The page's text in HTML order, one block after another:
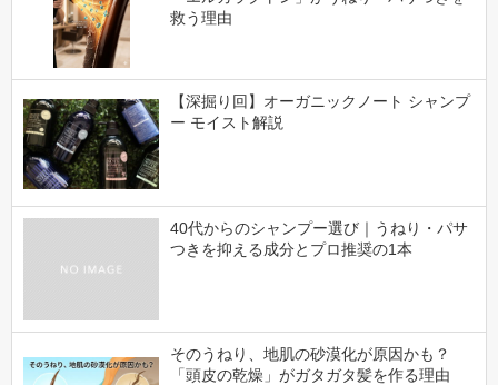
救う理由
【深掘り回】オーガニックノート シャンプ
ー モイスト解説
40代からのシャンプー選び｜うねり・パサ
つきを抑える成分とプロ推奨の1本
そのうねり、地肌の砂漠化が原因かも？
「頭皮の乾燥」がガタガタ髪を作る理由